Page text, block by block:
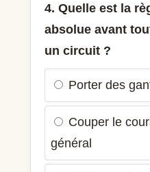
4. Quelle est la
absolue avant
un circuit ?
Porter des
Couper le
général